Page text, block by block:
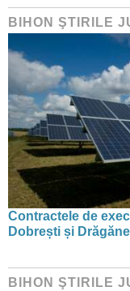
BIHON ŞTIRILE
Contractele de
Dobrești și
BIHON ŞTIRILE